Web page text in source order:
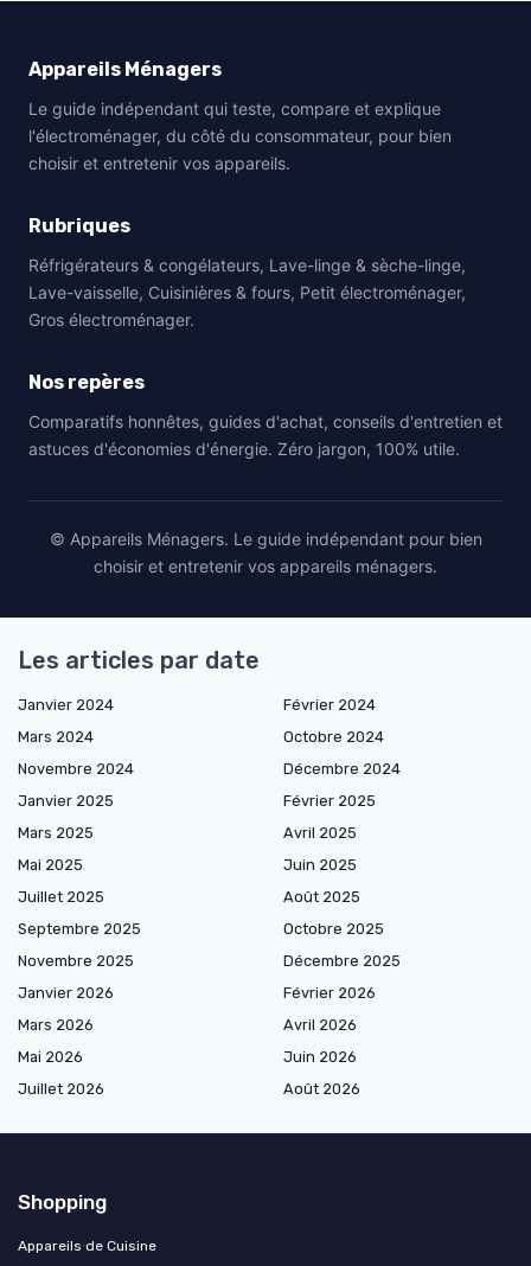
Appareils Ménagers
Le guide indépendant qui teste, compare et explique
l'électroménager, du côté du consommateur, pour bien
choisir et entretenir vos appareils.
Rubriques
Réfrigérateurs & congélateurs, Lave-linge & sèche-linge,
Lave-vaisselle, Cuisinières & fours, Petit électroménager,
Gros électroménager.
Nos repères
Comparatifs honnêtes, guides d'achat, conseils d'entretien et
astuces d'économies d'énergie. Zéro jargon, 100% utile.
© Appareils Ménagers. Le guide indépendant pour bien
choisir et entretenir vos appareils ménagers.
Les articles par date
Janvier 2024
Février 2024
Mars 2024
Octobre 2024
Novembre 2024
Décembre 2024
Janvier 2025
Février 2025
Mars 2025
Avril 2025
Mai 2025
Juin 2025
Juillet 2025
Août 2025
Septembre 2025
Octobre 2025
Novembre 2025
Décembre 2025
Janvier 2026
Février 2026
Mars 2026
Avril 2026
Mai 2026
Juin 2026
Juillet 2026
Août 2026
Shopping
Appareils de Cuisine